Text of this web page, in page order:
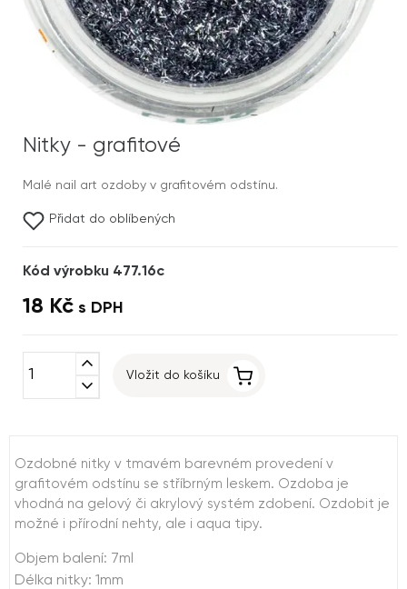
Nitky - grafitové
Malé nail art ozdoby v grafitovém odstínu.
Přidat do oblíbených
Kód výrobku 477.16c
18 Kč s DPH
expand_less
expand_more
Vložit do košíku
Ozdobné nitky v tmavém barevném provedení v
grafitovém odstínu se stříbrným leskem. Ozdoba je
vhodná na gelový či akrylový systém zdobení. Ozdobit je
možné i přírodní nehty, ale i aqua tipy.
Objem balení: 7ml
Délka nitky: 1mm